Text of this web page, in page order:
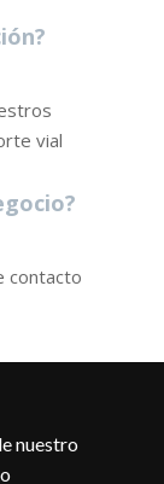
vial
contacto
nuestro